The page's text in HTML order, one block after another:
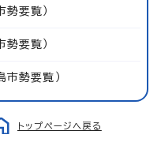
要覧）
要覧）
勢要覧）
トップページへ戻る